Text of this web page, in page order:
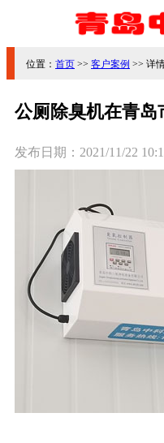
位置： 首页 >> 客户案例 >> 详
公厕除臭机在青岛
发布日期： 2021/11/22